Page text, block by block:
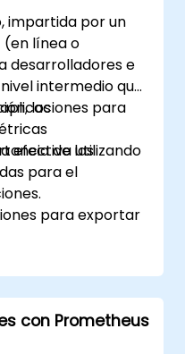
impartida por un
(en línea o
desarrolladores e
intermedio que
para
efectiva utilizando
los
de las
para el
para exportar
en Grafana
para
el ciclo de
con Prometheus